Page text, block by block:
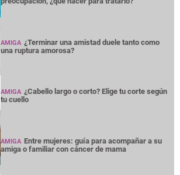
AMIGA ¿Terminar una amistad duele tanto como
una ruptura amorosa?
AMIGA ¿Cabello largo o corto? Elige tu corte según
tu cuello
AMIGA Entre mujeres: guía para acompañar a su
amiga o familiar con cáncer de mama